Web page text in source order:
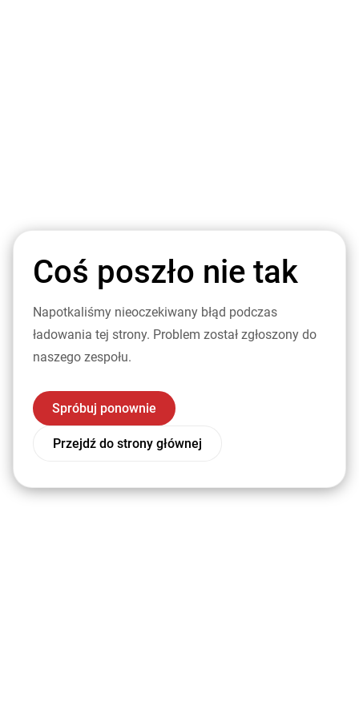
Coś poszło nie tak
Napotkaliśmy nieoczekiwany błąd podczas
ładowania tej strony. Problem został zgłoszony do
naszego zespołu.
Spróbuj ponownie
Przejdź do strony głównej